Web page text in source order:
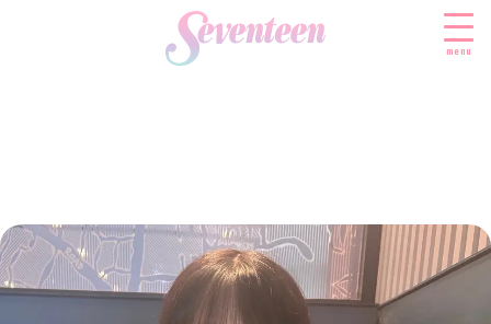
menu
FASHION
ファッションニュース
モデル私服
BEAUTY
ビューティニュース